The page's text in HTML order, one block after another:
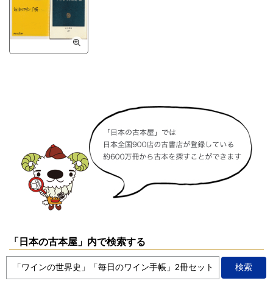
「日本の古本屋」内で検索する